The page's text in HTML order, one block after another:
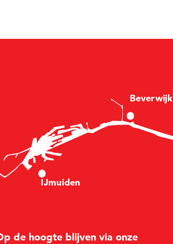
IJmuiden
Beverwijk
de hoogte blijven via onze